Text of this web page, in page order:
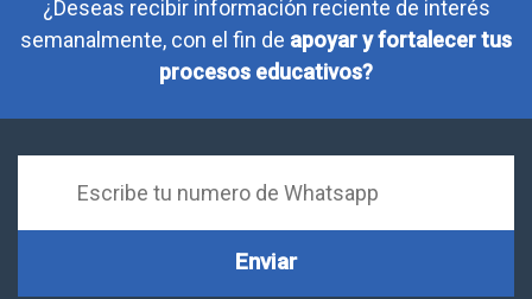
¿Deseas recibir información reciente de interés
semanalmente, con el fin de apoyar y fortalecer tus
procesos educativos?